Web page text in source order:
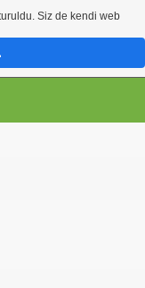
Siz de kendi web